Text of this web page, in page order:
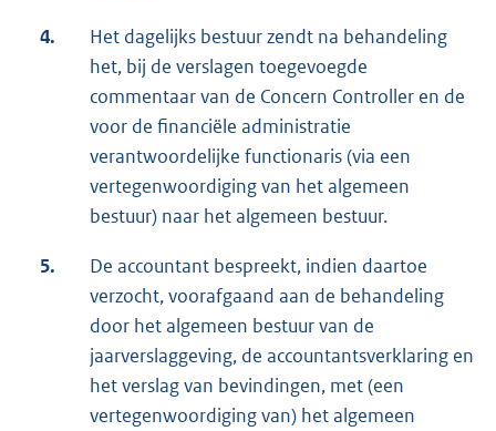
4.
Het dagelijks bestuur zendt na behandeling
het, bij de verslagen toegevoegde
commentaar van de Concern Controller en de
voor de financiële administratie
verantwoordelijke functionaris (via een
vertegenwoordiging van het algemeen
bestuur) naar het algemeen bestuur.
5.
De accountant bespreekt, indien daartoe
verzocht, voorafgaand aan de behandeling
door het algemeen bestuur van de
jaarverslaggeving, de accountantsverklaring en
het verslag van bevindingen, met (een
vertegenwoordiging van) het algemeen